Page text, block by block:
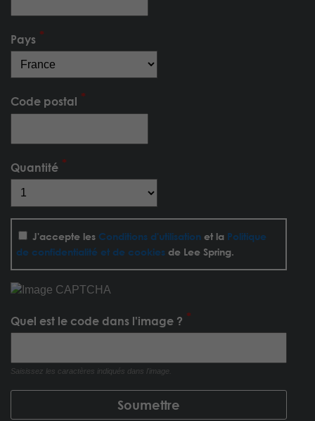
Pays
Code postal
Quantité
J'accepte les Conditions d'utilisationet la Politique
de confidentialité et de cookies de Lee Spring.
Quel est le code dans l'image ?
Saisissez les caractères indiqués dans l'image.